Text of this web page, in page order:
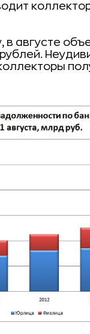
в августе